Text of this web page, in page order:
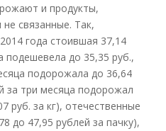
и продукты,
связанные. Так,
года стоившая 37,14
подешевела до 35,35 руб.,
подорожала до 36,64
за три месяца подорожал
руб. за кг), отечественные
до 47,95 рублей за пачку),